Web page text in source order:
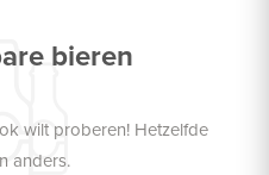
bieren
wilt proberen! Hetzelfde
anders.